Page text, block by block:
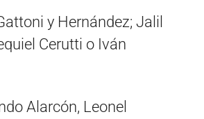
y Hernández; Jalil
Cerutti o Iván
Alarcón, Leonel